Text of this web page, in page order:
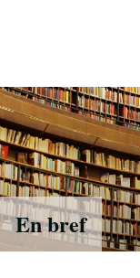
En bref